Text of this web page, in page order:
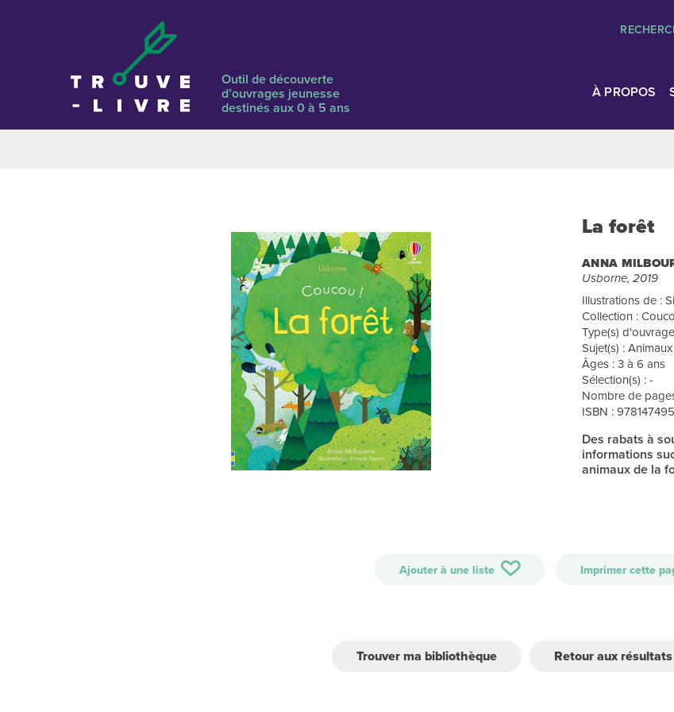
Outil de découverte
d’ouvrages jeunesse
destinés aux 0 à 5 ans
À PROPOS
La forêt
ANNA
Usborne, 2019
Illustrations de :
Collection :
Type(s)
Sujet(s) :
Âges : 3 à 6 ans
Sélection(s) : -
Nombre de
ISBN :
Des rabats à
informations
animaux de la
Ajouter à une liste Imprimer cette
Trouver ma bibliothèque Retour aux